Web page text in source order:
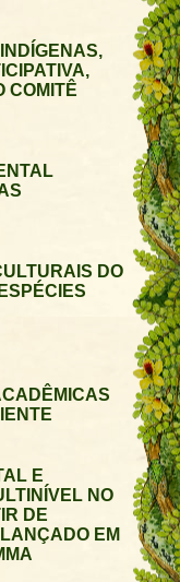
COMITÊ
DO
E
NO
DE
EM